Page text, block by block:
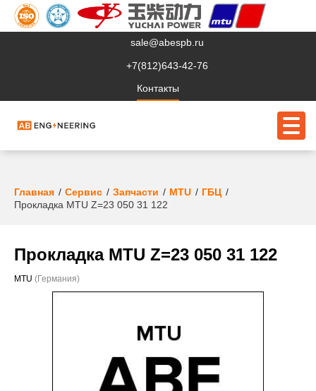
sale@abespb.ru
+7(812)643-42-76
Контакты
О компании
Проекты
Главная Сервис Запчасти MTU
ГБЦ
Прокладка MTU Z=23 050 31 122
Прокладка MTU Z=23 050 31 122
MTU (Германия)